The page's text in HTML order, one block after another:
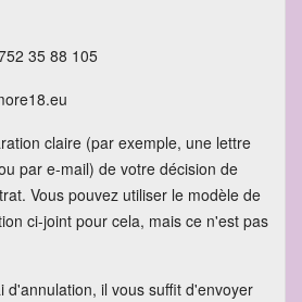
35 88 105
claire (par exemple, une lettre
par e-mail) de votre décision de
Vous pouvez utiliser le modèle de
ci-joint pour cela, mais ce n'est pas
d'annulation, il vous suffit d'envoyer